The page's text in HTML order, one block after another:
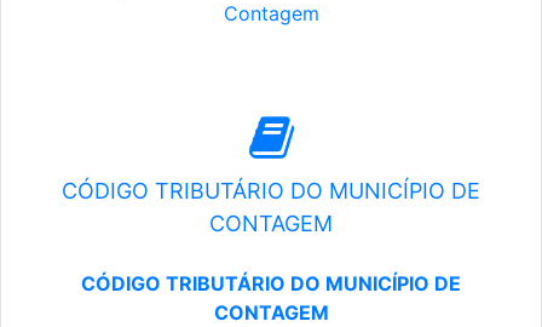
Contagem
CÓDIGO TRIBUTÁRIO DO MUNICÍPIO DE
CONTAGEM
CÓDIGO TRIBUTÁRIO DO MUNICÍPIO DE
CONTAGEM